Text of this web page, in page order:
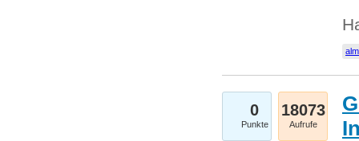
0
Punkte
18073
Aufrufe